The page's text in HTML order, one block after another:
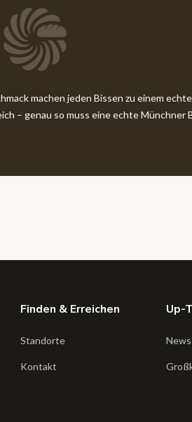
machen jeden Bissen zu einem
– genau so muss eine echte Münchner
Finden & Erreichen
Standorte
Kontakt
Up-
News